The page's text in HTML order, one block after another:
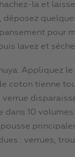
la et
pour
lavez et
Appliquez
coton tienne
10 volumes
: verrues,